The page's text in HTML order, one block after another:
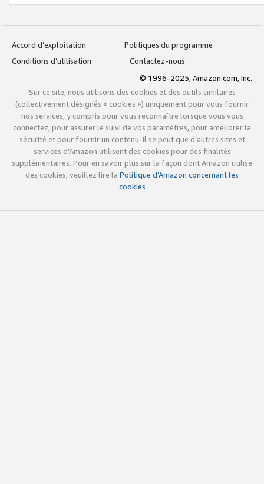
Accord d’exploitation
Politiques du programme
Conditions d’utilisation
Contactez-nous
© 1996-2025, Amazon.com, Inc.
Sur ce site, nous utilisons des cookies et des outils similaires
(collectivement désignés « cookies ») uniquement pour vous fournir
nos services, y compris pour vous reconnaître lorsque vous vous
connectez, pour assurer le suivi de vos paramètres, pour améliorer la
sécurité et pour fournir un contenu. Il se peut que d’autres sites et
services d’Amazon utilisent des cookies pour des finalités
supplémentaires. Pour en savoir plus sur la façon dont Amazon utilise
des cookies, veuillez lire la Politique d’Amazon concernant les
cookies